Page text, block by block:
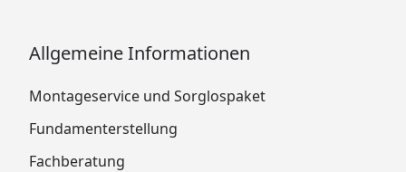
Allgemeine Informationen
Montageservice und Sorglospaket
Fundamenterstellung
Fachberatung